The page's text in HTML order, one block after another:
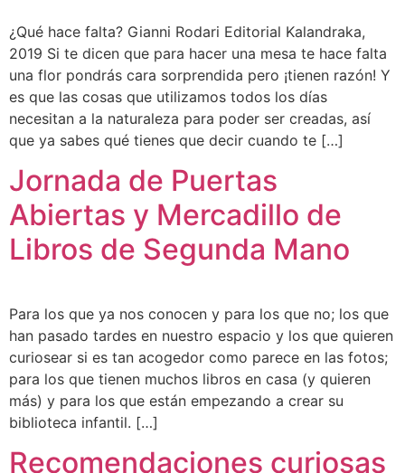
¿Qué hace falta? Gianni Rodari Editorial Kalandraka,
2019 Si te dicen que para hacer una mesa te hace falta
una flor pondrás cara sorprendida pero ¡tienen razón! Y
es que las cosas que utilizamos todos los días
necesitan a la naturaleza para poder ser creadas, así
que ya sabes qué tienes que decir cuando te […]
Jornada de Puertas
Abiertas y Mercadillo de
Libros de Segunda Mano
Para los que ya nos conocen y para los que no; los que
han pasado tardes en nuestro espacio y los que quieren
curiosear si es tan acogedor como parece en las fotos;
para los que tienen muchos libros en casa (y quieren
más) y para los que están empezando a crear su
biblioteca infantil. […]
Recomendaciones curiosas